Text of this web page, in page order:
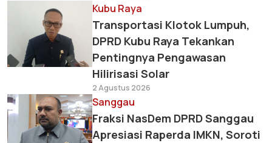
Kubu Raya
Transportasi Klotok Lumpuh,
DPRD Kubu Raya Tekankan
Pentingnya Pengawasan
Hilirisasi Solar
2 Agustus 2026
Sanggau
Fraksi NasDem DPRD Sanggau
Apresiasi Raperda IMKN, Soroti